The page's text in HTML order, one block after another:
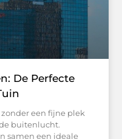
De Perfecte
een fijne plek
buitenlucht.
samen een ideale